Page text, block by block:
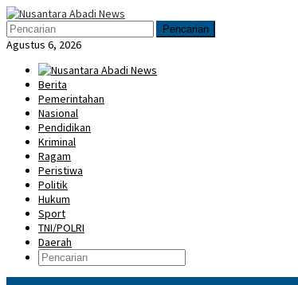
Loncat
ke
konten
Menu
Mobile
Pencarian
Agustus 6, 2026
Berita
Pemerintahan
Nasional
Pendidikan
Kriminal
Ragam
Peristiwa
Politik
Hukum
Sport
TNI/POLRI
Daerah